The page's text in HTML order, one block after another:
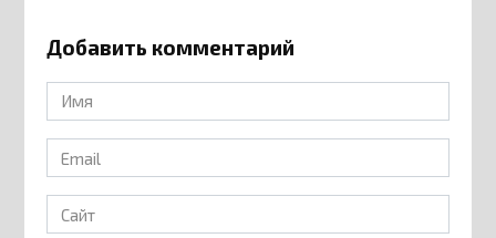
Добавить комментарий
Имя
*
Email
*
Сайт